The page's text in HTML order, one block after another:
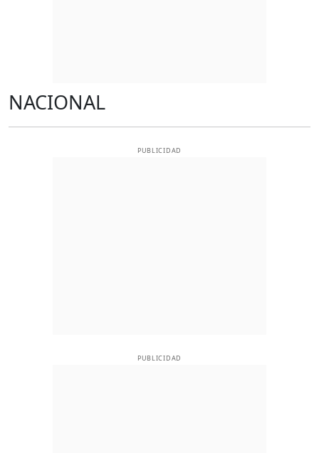
NACIONAL
PUBLICIDAD
PUBLICIDAD